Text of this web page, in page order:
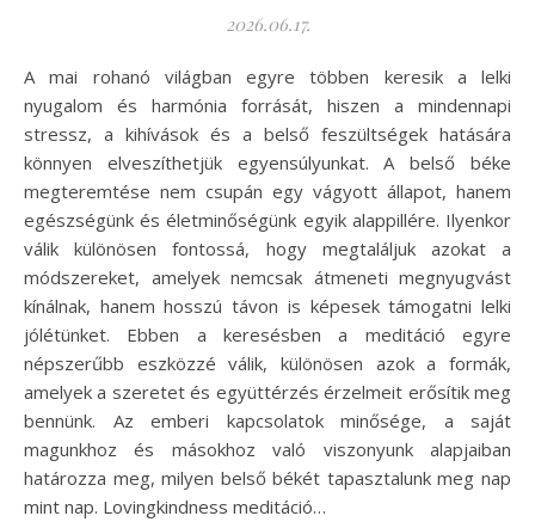
2026.06.17.
A mai rohanó világban egyre többen keresik a lelki
nyugalom és harmónia forrását, hiszen a mindennapi
stressz, a kihívások és a belső feszültségek hatására
könnyen elveszíthetjük egyensúlyunkat. A belső béke
megteremtése nem csupán egy vágyott állapot, hanem
egészségünk és életminőségünk egyik alappillére. Ilyenkor
válik különösen fontossá, hogy megtaláljuk azokat a
módszereket, amelyek nemcsak átmeneti megnyugvást
kínálnak, hanem hosszú távon is képesek támogatni lelki
jólétünket. Ebben a keresésben a meditáció egyre
népszerűbb eszközzé válik, különösen azok a formák,
amelyek a szeretet és együttérzés érzelmeit erősítik meg
bennünk. Az emberi kapcsolatok minősége, a saját
magunkhoz és másokhoz való viszonyunk alapjaiban
határozza meg, milyen belső békét tapasztalunk meg nap
mint nap. Lovingkindness meditáció…